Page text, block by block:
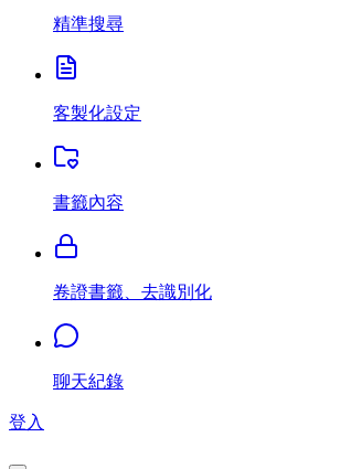
精準搜尋
客製化設定
書籤內容
卷證書籤、去識別化
聊天紀錄
登入